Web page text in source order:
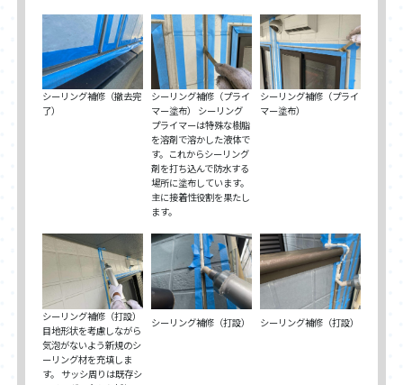
シーリング補修（撤去完
了）
シーリング補修（プライ
マー塗布） シーリング
プライマーは特殊な樹脂
を溶剤で溶かした液体で
す。これからシーリング
剤を打ち込んで防水する
場所に塗布しています。
主に接着性役割を果たし
ます。
シーリング補修（プライ
マー塗布）
シーリング補修（打設）
目地形状を考慮しながら
気泡がないよう新規のシ
ーリング材を充填しま
す。 サッシ周りは既存シ
シーリング補修（打設） シーリング補修（打設）